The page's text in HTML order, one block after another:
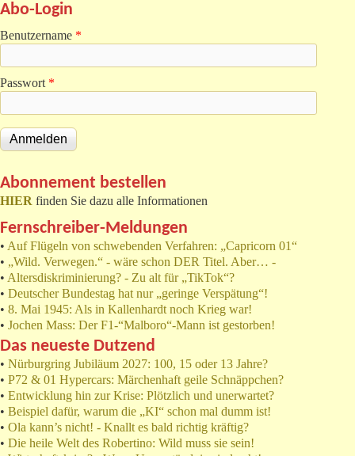
Abo-Login
Benutzername *
Passwort *
Abonnement bestellen
HIER finden Sie dazu alle Informationen
Fernschreiber-Meldungen
• Auf Flügeln von schwebenden Verfahren: „Capricorn 01“
• „Wild. Verwegen.“ - wäre schon DER Titel. Aber… -
• Altersdiskriminierung? - Zu alt für „TikTok“?
• Deutscher Bundestag hat nur „geringe Verspätung“!
• 8. Mai 1945: Als in Kallenhardt noch Krieg war!
• Jochen Mass: Der F1-“Malboro“-Mann ist gestorben!
Das neueste Dutzend
• Nürburgring Jubiläum 2027: 100, 15 oder 13 Jahre?
• P72 & 01 Hypercars: Märchenhaft geile Schnäppchen?
• Entwicklung hin zur Krise: Plötzlich und unerwartet?
• Beispiel dafür, warum die „KI“ schon mal dumm ist!
• Ola kann’s nicht! - Knallt es bald richtig kräftig?
• Die heile Welt des Robertino: Wild muss sie sein!